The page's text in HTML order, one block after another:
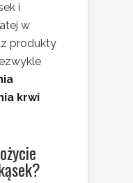
i
w
produkty
krwi